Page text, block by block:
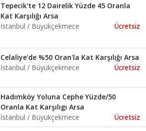
Tepecik'te 12 Dairelik Yüzde 45 Oranla
Kat Karşılığı Arsa
İstanbul / Büyükçekmece
Ücretsiz
Celaliye'de %50 Oran'la Kat Karşılığı Arsa
İstanbul / Büyükçekmece
Ücretsiz
Hadımköy Yoluna Cephe Yüzde/50
Oranla Kat Karşılıgı Arsa
İstanbul / Büyükçekmece
Ücretsiz